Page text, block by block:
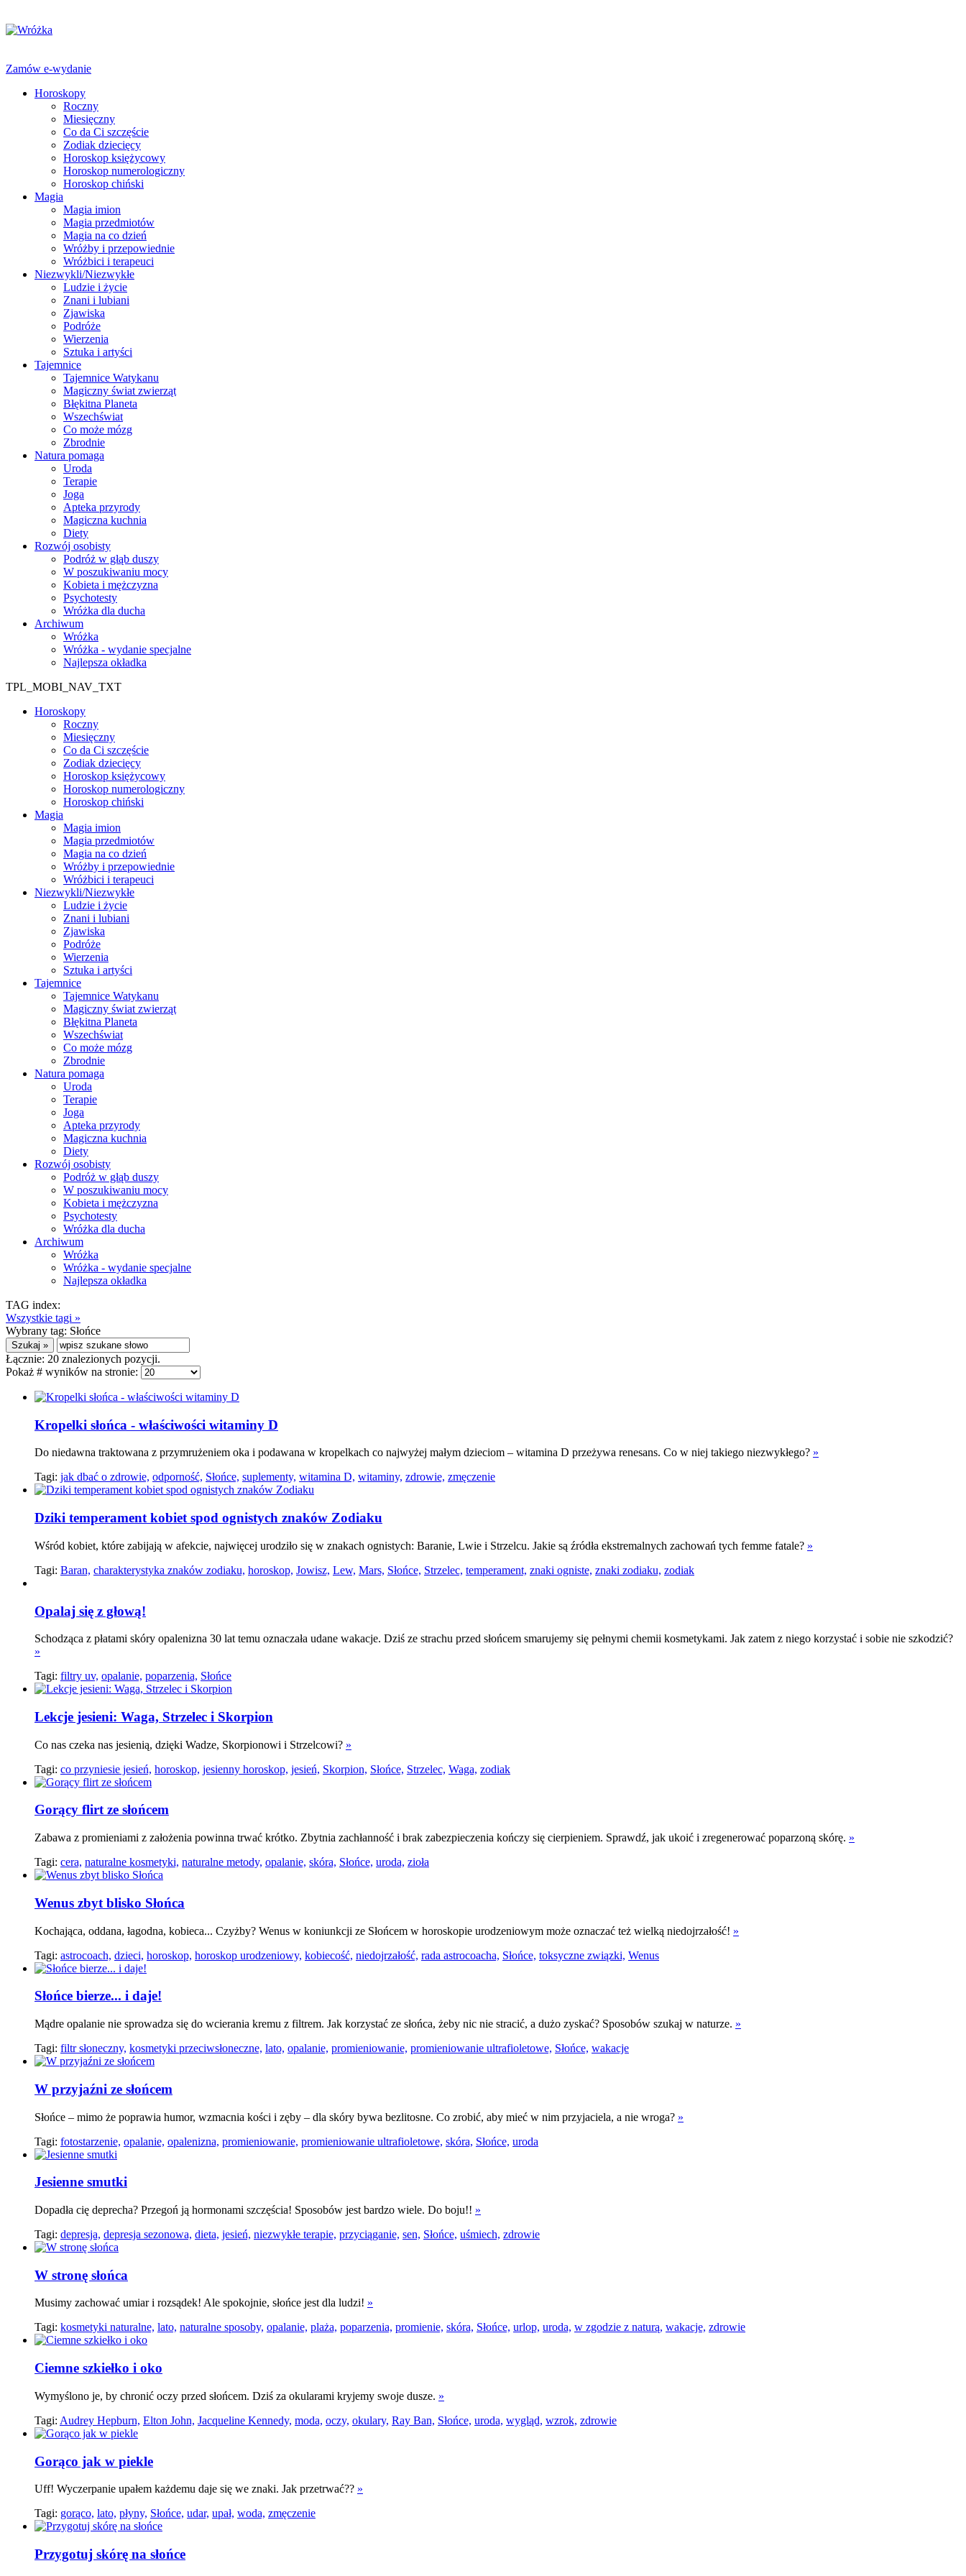
Zamów e-wydanie
Horoskopy
Roczny
Miesięczny
Co da Ci szczęście
Zodiak dziecięcy
Horoskop księżycowy
Horoskop numerologiczny
Horoskop chiński
Magia
Magia imion
Magia przedmiotów
Magia na co dzień
Wróżby i przepowiednie
Wróżbici i terapeuci
Niezwykli/Niezwykłe
Ludzie i życie
Znani i lubiani
Zjawiska
Podróże
Wierzenia
Sztuka i artyści
Tajemnice
Tajemnice Watykanu
Magiczny świat zwierząt
Błękitna Planeta
Wszechświat
Co może mózg
Zbrodnie
Natura pomaga
Uroda
Terapie
Joga
Apteka przyrody
Magiczna kuchnia
Diety
Rozwój osobisty
Podróż w głąb duszy
W poszukiwaniu mocy
Kobieta i mężczyzna
Psychotesty
Wróżka dla ducha
Archiwum
Wróżka
Wróżka - wydanie specjalne
Najlepsza okładka
TPL_MOBI_NAV_TXT
Horoskopy
Roczny
Miesięczny
Co da Ci szczęście
Zodiak dziecięcy
Horoskop księżycowy
Horoskop numerologiczny
Horoskop chiński
Magia
Magia imion
Magia przedmiotów
Magia na co dzień
Wróżby i przepowiednie
Wróżbici i terapeuci
Niezwykli/Niezwykłe
Ludzie i życie
Znani i lubiani
Zjawiska
Podróże
Wierzenia
Sztuka i artyści
Tajemnice
Tajemnice Watykanu
Magiczny świat zwierząt
Błękitna Planeta
Wszechświat
Co może mózg
Zbrodnie
Natura pomaga
Uroda
Terapie
Joga
Apteka przyrody
Magiczna kuchnia
Diety
Rozwój osobisty
Podróż w głąb duszy
W poszukiwaniu mocy
Kobieta i mężczyzna
Psychotesty
Wróżka dla ducha
Archiwum
Wróżka
Wróżka - wydanie specjalne
Najlepsza okładka
TAG index:
Wszystkie tagi »
Wybrany tag: Słońce
Łącznie: 20 znalezionych pozycji.
Pokaż # wyników na stronie:
Kropelki słońca - właściwości witaminy D
Do niedawna traktowana z przymrużeniem oka i podawana w kropelkach co najwyżej małym dzieciom – witamina D przeżywa renesans. Co w niej takiego niezwykłego? »
Tagi: jak dbać o zdrowie, odporność, Słońce, suplementy, witamina D, witaminy, zdrowie, zmęczenie
Dziki temperament kobiet spod ognistych znaków Zodiaku
Wśród kobiet, które zabijają w afekcie, najwięcej urodziło się w znakach ognistych: Baranie, Lwie i Strzelcu. Jakie są źródła ekstremalnych zachowań tych femme fatale? »
Tagi: Baran, charakterystyka znaków zodiaku, horoskop, Jowisz, Lew, Mars, Słońce, Strzelec, temperament, znaki ogniste, znaki zodiaku, zodiak
Opalaj się z głową!
Schodząca z płatami skóry opalenizna 30 lat temu oznaczała udane wakacje. Dziś ze strachu przed słońcem smarujemy się pełnymi chemii kosmetykami. Jak zatem z niego korzystać i sobie nie szkodzić?
»
Tagi: filtry uv, opalanie, poparzenia, Słońce
Lekcje jesieni: Waga, Strzelec i Skorpion
Co nas czeka nas jesienią, dzięki Wadze, Skorpionowi i Strzelcowi? »
Tagi: co przyniesie jesień, horoskop, jesienny horoskop, jesień, Skorpion, Słońce, Strzelec, Waga, zodiak
Gorący flirt ze słońcem
Zabawa z promieniami z założenia powinna trwać krótko. Zbytnia zachłanność i brak zabezpieczenia kończy się cierpieniem. Sprawdź, jak ukoić i zregenerować poparzoną skórę. »
Tagi: cera, naturalne kosmetyki, naturalne metody, opalanie, skóra, Słońce, uroda, zioła
Wenus zbyt blisko Słońca
Kochająca, oddana, łagodna, kobieca... Czyżby? Wenus w koniunkcji ze Słońcem w horoskopie urodzeniowym może oznaczać też wielką niedojrzałość! »
Tagi: astrocoach, dzieci, horoskop, horoskop urodzeniowy, kobiecość, niedojrzałość, rada astrocoacha, Słońce, toksyczne związki, Wenus
Słońce bierze... i daje!
Mądre opalanie nie sprowadza się do wcierania kremu z filtrem. Jak korzystać ze słońca, żeby nic nie stracić, a dużo zyskać? Sposobów szukaj w naturze. »
Tagi: filtr słoneczny, kosmetyki przeciwsłoneczne, lato, opalanie, promieniowanie, promieniowanie ultrafioletowe, Słońce, wakacje
W przyjaźni ze słońcem
Słońce – mimo że poprawia humor, wzmacnia kości i zęby – dla skóry bywa bezlitosne. Co zrobić, aby mieć w nim przyjaciela, a nie wroga? »
Tagi: fotostarzenie, opalanie, opalenizna, promieniowanie, promieniowanie ultrafioletowe, skóra, Słońce, uroda
Jesienne smutki
Dopadła cię deprecha? Przegoń ją hormonami szczęścia! Sposobów jest bardzo wiele. Do boju!! »
Tagi: depresja, depresja sezonowa, dieta, jesień, niezwykłe terapie, przyciąganie, sen, Słońce, uśmiech, zdrowie
W stronę słońca
Musimy zachować umiar i rozsądek! Ale spokojnie, słońce jest dla ludzi! »
Tagi: kosmetyki naturalne, lato, naturalne sposoby, opalanie, plaża, poparzenia, promienie, skóra, Słońce, urlop, uroda, w zgodzie z naturą, wakacje, zdrowie
Ciemne szkiełko i oko
Wymyślono je, by chronić oczy przed słońcem. Dziś za okularami kryjemy swoje dusze. »
Tagi: Audrey Hepburn, Elton John, Jacqueline Kennedy, moda, oczy, okulary, Ray Ban, Słońce, uroda, wygląd, wzrok, zdrowie
Gorąco jak w piekle
Uff! Wyczerpanie upałem każdemu daje się we znaki. Jak przetrwać?? »
Tagi: gorąco, lato, płyny, Słońce, udar, upał, woda, zmęczenie
Przygotuj skórę na słońce